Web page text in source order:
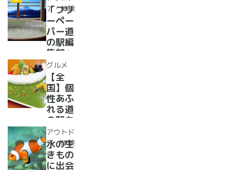
【2024
年最新
情報】
紹介。
フリー
ペーパ
ー道の
駅読者
が選ん
だ道の
駅ラン
キング
【最
新】
ア・体験
「フリ
ーペー
パー道
の駅編
集部」
イチオ
シ！お
風呂の
ある道
の駅
16
選！あ
った
か、湯
ったり
グルメ
【全
国】個
性あふ
れる道
の駅カ
レー大
集合！
道の駅
で食べ
アウトド
ア・体験
水の生
きもの
に出会